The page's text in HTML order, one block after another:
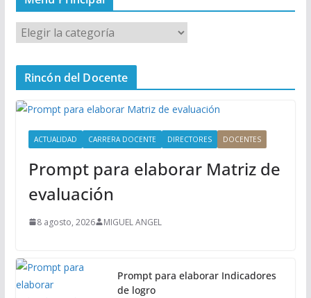
M
e
n
P
Rincón del Docente
ACTUALIDAD CARRERA DOCENTE DIRECTORES DOCENTES
Prompt para elaborar Matriz de
evaluación
8 agosto, 2026 MIGUEL ANGEL
Prompt para elaborar Indicadores
de logro